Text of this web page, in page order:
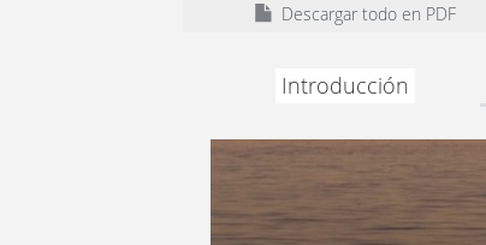
Descargar todo en PDF
Introducción